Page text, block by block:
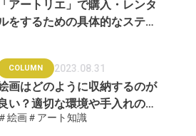
「アートリエ」で購入・レンタ
をするための具体的なステッ
COLUMN 2023.08.31
画はどのように収納するのが
い？適切な環境や手入れの方
法を徹底解説
＃絵画＃アート知識